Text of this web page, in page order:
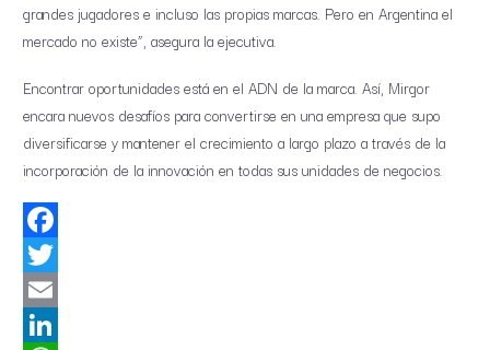
grandes jugadores e incluso las propias marcas. Pero en Argentina el
mercado no existe”, asegura la ejecutiva.
Encontrar oportunidades está en el ADN de la marca. Así, Mirgor
encara nuevos desafíos para convertirse en una empresa que supo
diversificarse y mantener el crecimiento a largo plazo a través de la
incorporación de la innovación en todas sus unidades de negocios.
Facebook
Twitter
Email